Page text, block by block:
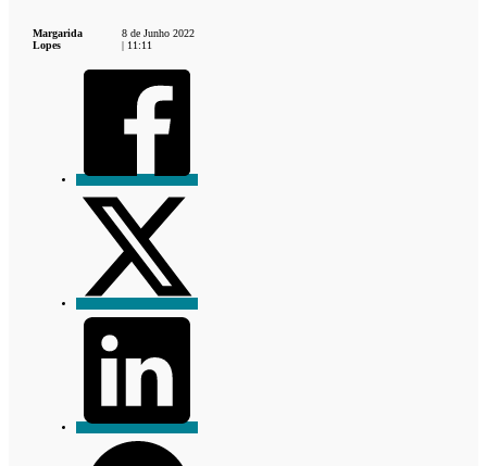
Margarida
Lopes
8 de Junho 2022
| 11:11